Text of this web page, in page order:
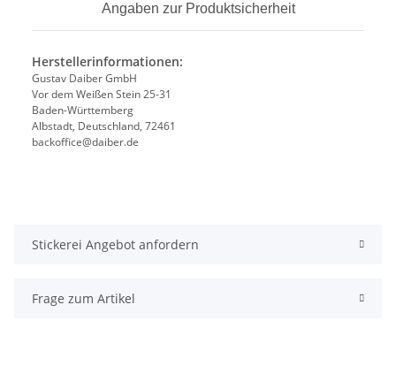
Angaben zur Produktsicherheit
Herstellerinformationen:
Gustav Daiber GmbH
Vor dem Weißen Stein 25-31
Baden-Württemberg
Albstadt, Deutschland, 72461
backoffice@daiber.de
Stickerei Angebot anfordern
Frage zum Artikel